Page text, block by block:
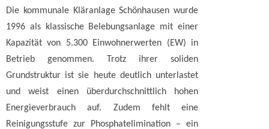
Die kommunale Kläranlage Schönhausen wurde
1996 als klassische Belebungsanlage mit einer
Kapazität von 5.300 Einwohnerwerten (EW) in
Betrieb genommen. Trotz ihrer soliden
Grundstruktur ist sie heute deutlich unterlastet
und weist einen überdurchschnittlich hohen
Energieverbrauch auf. Zudem fehlt eine
Reinigungsstufe zur Phosphatelimination – ein